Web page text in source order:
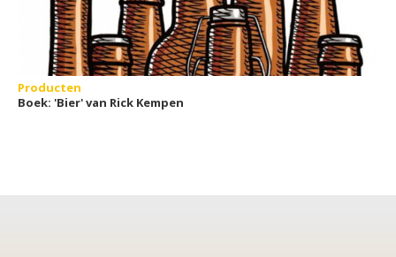
Producten
Boek: 'Bier' van Rick Kempen